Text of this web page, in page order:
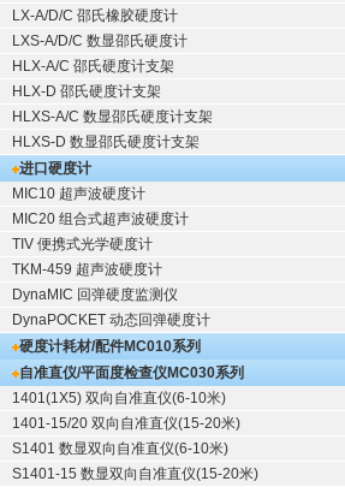
LX-A/D/C 邵氏橡胶硬度计
LXS-A/D/C 数显邵氏硬度计
HLX-A/C 邵氏硬度计支架
HLX-D 邵氏硬度计支架
HLXS-A/C 数显邵氏硬度计支架
HLXS-D 数显邵氏硬度计支架
进口硬度计
MIC10 超声波硬度计
MIC20 组合式超声波硬度计
TIV 便携式光学硬度计
TKM-459 超声波硬度计
DynaMIC 回弹硬度监测仪
DynaPOCKET 动态回弹硬度计
硬度计耗材/配件MC010系列
自准直仪/平面度检查仪MC030系列
1401(1X5) 双向自准直仪(6-10米)
1401-15/20 双向自准直仪(15-20米)
S1401 数显双向自准直仪(6-10米)
S1401-15 数显双向自准直仪(15-20米)